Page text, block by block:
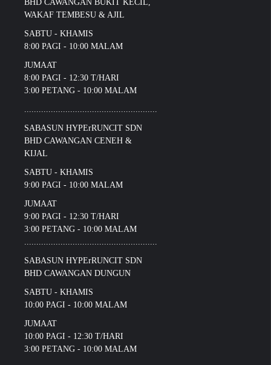
BHD CAWANGAN BUKIT KECIL,
WAKAF TEMBESU & AJIL
SABTU - KHAMIS
8:00 PAGI - 10:00 MALAM
JUMAAT
8:00 PAGI - 12:30 T/HARI
3:00 PETANG - 10:00 MALAM
.......................................................
SABASUN HYPErRUNCIT SDN
BHD CAWANGAN CENEH &
KIJAL
SABTU - KHAMIS
9:00 PAGI - 10:00 MALAM
JUMAAT
9:00 PAGI - 12:30 T/HARI
3:00 PETANG - 10:00 MALAM
.......................................................
SABASUN HYPErRUNCIT SDN
BHD CAWANGAN DUNGUN
SABTU - KHAMIS
10:00 PAGI - 10:00 MALAM
JUMAAT
10:00 PAGI - 12:30 T/HARI
3:00 PETANG - 10:00 MALAM